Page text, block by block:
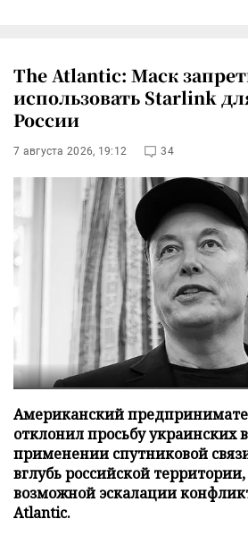
The Atlantic: Маск
использовать Starlink
России
7 августа 2026, 19:12 34
Американский
отклонил просьбу украинских
применении спутниковой
вглубь российской территории,
возможной эскалации
Atlantic.